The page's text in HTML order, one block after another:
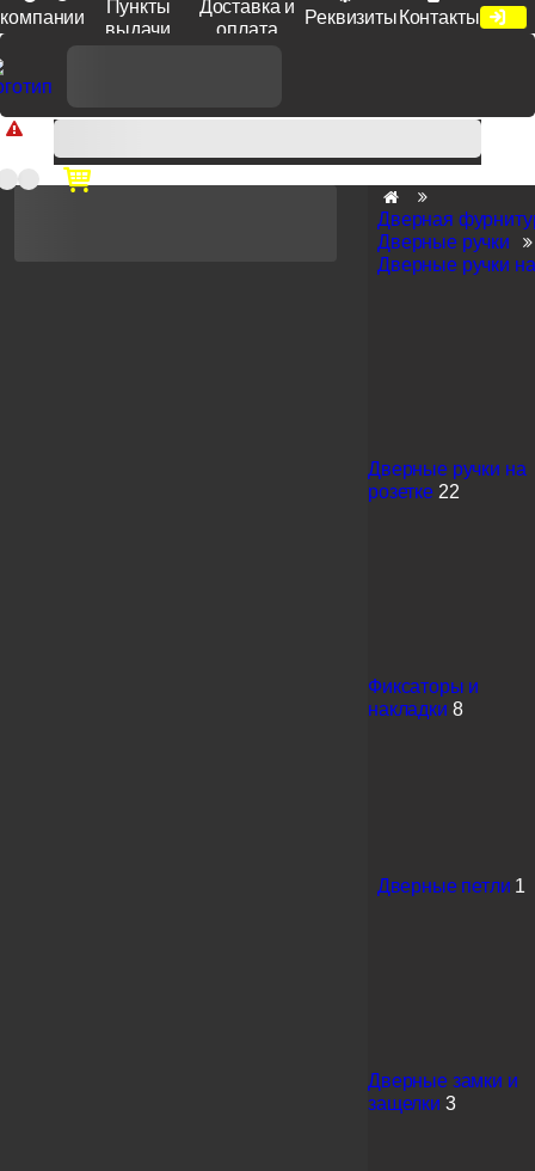
компании
Пункты
выдачи
Доставка и
оплата
Реквизиты Контакты
Доп. скидка от цен на сайте 7% при заказе от 50 тыс. руб
продукции Venezia, Fratelli, Tupai, Extreza, Melodia, Forme при
оплате по счету.
Дверная
Дверные ручки
Дверные ручки
Дверные ручки на
розетке 22
Фиксаторы и
накладки 8
Дверные петли 1
Дверные замки и
защелки 3